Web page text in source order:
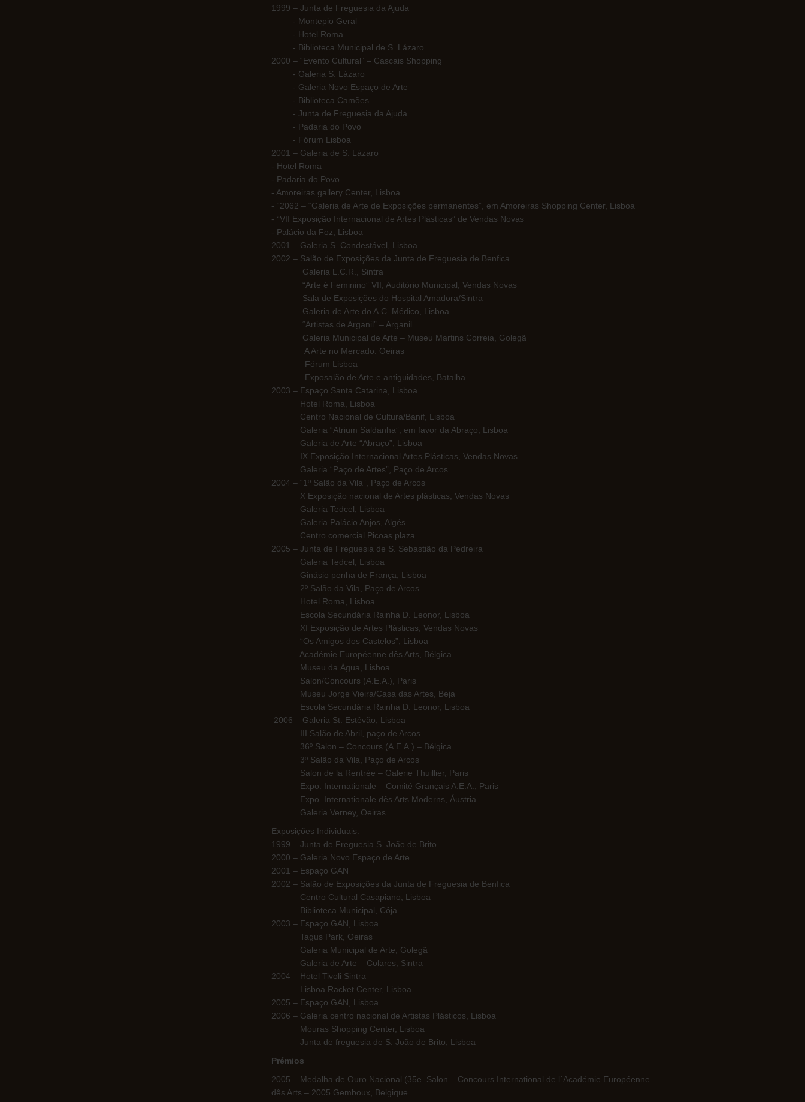
1999 – Junta de Freguesia da Ajuda
- Montepio Geral
- Hotel Roma
- Biblioteca Municipal de S. Lázaro
2000 – “Evento Cultural” – Cascais Shopping
- Galeria S. Lázaro
- Galeria Novo Espaço de Arte
- Biblioteca Camões
- Junta de Freguesia da Ajuda
- Padaria do Povo
- Fórum Lisboa
2001 – Galeria de S. Lázaro
- Hotel Roma
- Padaria do Povo
- Amoreiras gallery Center, Lisboa
- “2062 – “Galeria de Arte de Exposições permanentes”, em Amoreiras Shopping Center, Lisboa
- “VII Exposição Internacional de Artes Plásticas” de Vendas Novas
- Palácio da Foz, Lisboa
2001 – Galeria S. Condestável, Lisboa
2002 – Salão de Exposições da Junta de Freguesia de Benfica
Galeria L.C.R., Sintra
“Arte é Feminino” VII, Auditório Municipal, Vendas Novas
Sala de Exposições do Hospital Amadora/Sintra
Galeria de Arte do A.C. Médico, Lisboa
“Artistas de Arganil” – Arganil
Galeria Municipal de Arte – Museu Martins Correia, Golegã
A Arte no Mercado. Oeiras
Fórum Lisboa
Exposalão de Arte e antiguidades, Batalha
2003 – Espaço Santa Catarina, Lisboa
Hotel Roma, Lisboa
Centro Nacional de Cultura/Banif, Lisboa
Galeria “Atrium Saldanha”, em favor da Abraço, Lisboa
Galeria de Arte “Abraço”, Lisboa
IX Exposição Internacional Artes Plásticas, Vendas Novas
Galeria “Paço de Artes”, Paço de Arcos
2004 – “1º Salão da Vila”, Paço de Arcos
X Exposição nacional de Artes plásticas, Vendas Novas
Galeria Tedcel, Lisboa
Galeria Palácio Anjos, Algés
Centro comercial Picoas plaza
2005 – Junta de Freguesia de S. Sebastião da Pedreira
Galeria Tedcel, Lisboa
Ginásio penha de França, Lisboa
2º Salão da Vila, Paço de Arcos
Hotel Roma, Lisboa
Escola Secundária Rainha D. Leonor, Lisboa
XI Exposição de Artes Plásticas, Vendas Novas
“Os Amigos dos Castelos”, Lisboa
Académie Européenne dês Arts, Bélgica
Museu da Água, Lisboa
Salon/Concours (A.E.A.), Paris
Museu Jorge Vieira/Casa das Artes, Beja
Escola Secundária Rainha D. Leonor, Lisboa
2006 – Galeria St. Estêvão, Lisboa
III Salão de Abril, paço de Arcos
36º Salon – Concours (A.E.A.) – Bélgica
3º Salão da Vila, Paço de Arcos
Salon de la Rentrée – Galerie Thuillier, Paris
Expo. Internationale – Comité Grançais A.E.A., Paris
Expo. Internationale dês Arts Moderns, Áustria
Galeria Verney, Oeiras
Exposições Individuais:
1999 – Junta de Freguesia S. João de Brito
2000 – Galeria Novo Espaço de Arte
2001 – Espaço GAN
2002 – Salão de Exposições da Junta de Freguesia de Benfica
Centro Cultural Casapiano, Lisboa
Biblioteca Municipal, Côja
2003 – Espaço GAN, Lisboa
Tagus Park, Oeiras
Galeria Municipal de Arte, Golegã
Galeria de Arte – Colares, Sintra
2004 – Hotel Tivoli Sintra
Lisboa Racket Center, Lisboa
2005 – Espaço GAN, Lisboa
2006 – Galeria centro nacional de Artistas Plásticos, Lisboa
Mouras Shopping Center, Lisboa
Junta de freguesia de S. João de Brito, Lisboa
Prémios
2005 – Medalha de Ouro Nacional (35e. Salon – Concours International de l´Académie Européenne
dês Arts – 2005 Gemboux, Belgique.